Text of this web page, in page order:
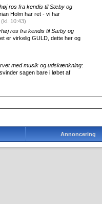
ros fra kendis til Sæby og
Holm har ret - vi har
(kl. 10:43)
ros fra kendis til Sæby og
er virkelig GULD, dette her og
med musik og udskænkning:
sagen bare i løbet af
Annoncering